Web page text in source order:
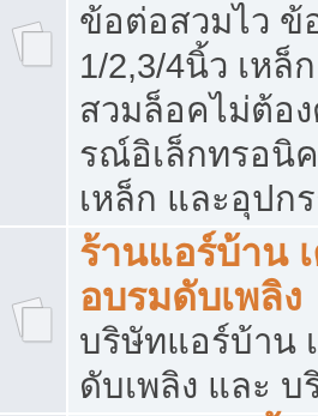
ข้อต่อสวมไว ข้
1/2,3/4นิ้ว เหล็
สวมล็อคไม่ต้อ
รณ์อิเล็กทรอนิ
เหล็ก และอุปก
ร้านแอร์บ้าน
อบรมดับเพลิง
บริษัทแอร์บ้าน
ดับเพลิง และ